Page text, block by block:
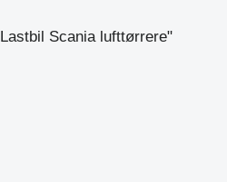
Scania lufttørrere"